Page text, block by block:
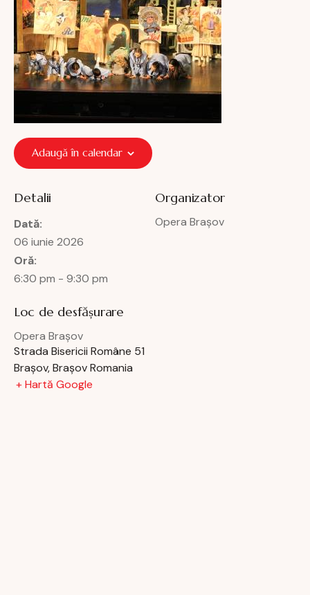
Adaugă în calendar
Detalii
Dată:
06 iunie 2026
Oră:
6:30 pm - 9:30 pm
Organizator
Opera Brașov
Loc de desfășurare
Opera Brașov
Strada Bisericii Române 51
Brașov,BrașovRomania
+ Hartă Google